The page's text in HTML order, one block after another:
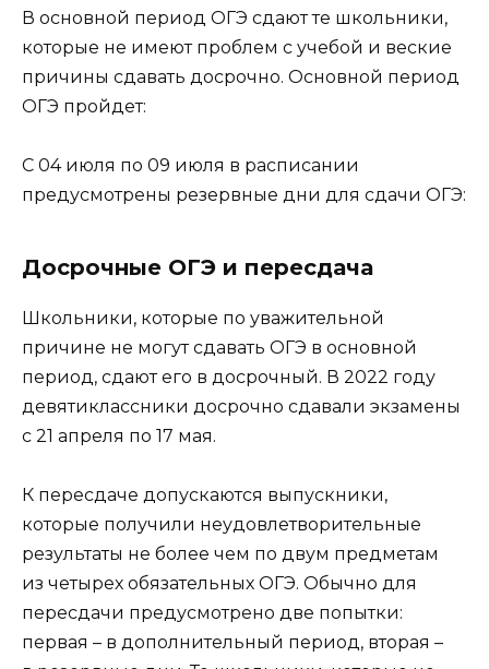
В основной период ОГЭ сдают те школьники,
которые не имеют проблем с учебой и веские
причины сдавать досрочно. Основной период
ОГЭ пройдет:
С 04 июля по 09 июля в расписании
предусмотрены резервные дни для сдачи ОГЭ:
Досрочные ОГЭ и пересдача
Школьники, которые по уважительной
причине не могут сдавать ОГЭ в основной
период, сдают его в досрочный. В 2022 году
девятиклассники досрочно сдавали экзамены
с 21 апреля по 17 мая.
К пересдаче допускаются выпускники,
которые получили неудовлетворительные
результаты не более чем по двум предметам
из четырех обязательных ОГЭ. Обычно для
пересдачи предусмотрено две попытки:
первая – в дополнительный период, вторая –